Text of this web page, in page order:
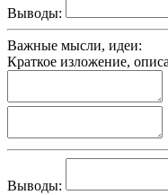
Выводы:
Важные мысли, идеи:
Краткое изложение,
Выводы: